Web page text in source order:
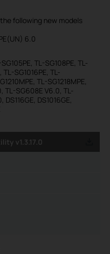
following new models
6.0
TL-SG108PE, TL-
TL-SG1016PE, TL-
TL-SG1218MPE,
TL-SG608E V6.0, TL-
DS1016GE,
v1.3.17.0